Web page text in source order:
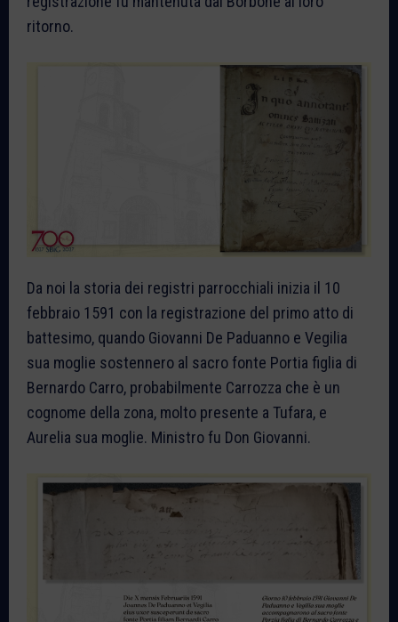
ritorno.
Da noi la storia dei registri parrocchiali inizia il 10
febbraio 1591 con la registrazione del primo atto di
battesimo, quando Giovanni De Paduanno e Vegilia
sua moglie sostennero al sacro fonte Portia figlia di
Bernardo Carro, probabilmente Carrozza che è un
cognome della zona, molto presente a Tufara, e
Aurelia sua moglie. Ministro fu Don Giovanni.